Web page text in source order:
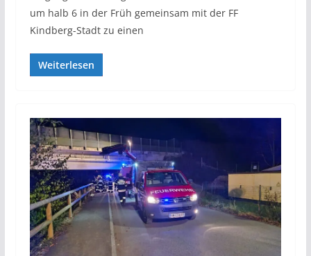
um halb 6 in der Früh gemeinsam mit der FF
Kindberg-Stadt zu einen
Weiterlesen